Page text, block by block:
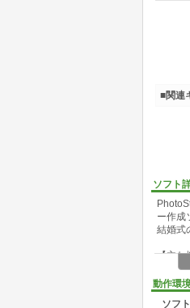
ソフト
ー作成
結婚式
【主な
画像
ハイク
古い映
動作環
ソフ
■関連